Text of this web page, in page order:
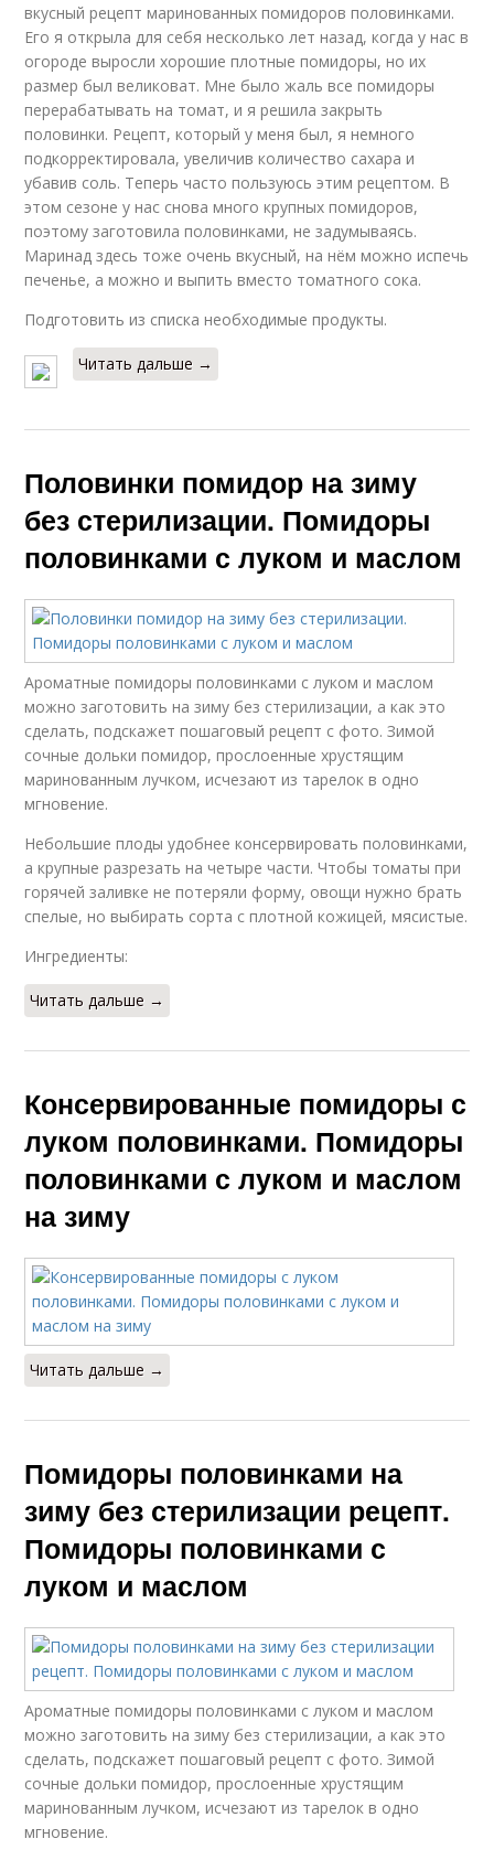
вкусный рецепт маринованных помидоров половинками.
Его я открыла для себя несколько лет назад, когда у нас в
огороде выросли хорошие плотные помидоры, но их
размер был великоват. Мне было жаль все помидоры
перерабатывать на томат, и я решила закрыть
половинки. Рецепт, который у меня был, я немного
подкорректировала, увеличив количество сахара и
убавив соль. Теперь часто пользуюсь этим рецептом. В
этом сезоне у нас снова много крупных помидоров,
поэтому заготовила половинками, не задумываясь.
Маринад здесь тоже очень вкусный, на нём можно испечь
печенье, а можно и выпить вместо томатного сока.
Подготовить из списка необходимые продукты.
Читать дальше →
Половинки помидор на зиму
без стерилизации. Помидоры
половинками с луком и маслом
Ароматные помидоры половинками с луком и маслом
можно заготовить на зиму без стерилизации, а как это
сделать, подскажет пошаговый рецепт с фото. Зимой
сочные дольки помидор, прослоенные хрустящим
маринованным лучком, исчезают из тарелок в одно
мгновение.
Небольшие плоды удобнее консервировать половинками,
а крупные разрезать на четыре части. Чтобы томаты при
горячей заливке не потеряли форму, овощи нужно брать
спелые, но выбирать сорта с плотной кожицей, мясистые.
Ингредиенты:
Читать дальше →
Консервированные помидоры с
луком половинками. Помидоры
половинками с луком и маслом
на зиму
Читать дальше →
Помидоры половинками на
зиму без стерилизации рецепт.
Помидоры половинками с
луком и маслом
Ароматные помидоры половинками с луком и маслом
можно заготовить на зиму без стерилизации, а как это
сделать, подскажет пошаговый рецепт с фото. Зимой
сочные дольки помидор, прослоенные хрустящим
маринованным лучком, исчезают из тарелок в одно
мгновение.